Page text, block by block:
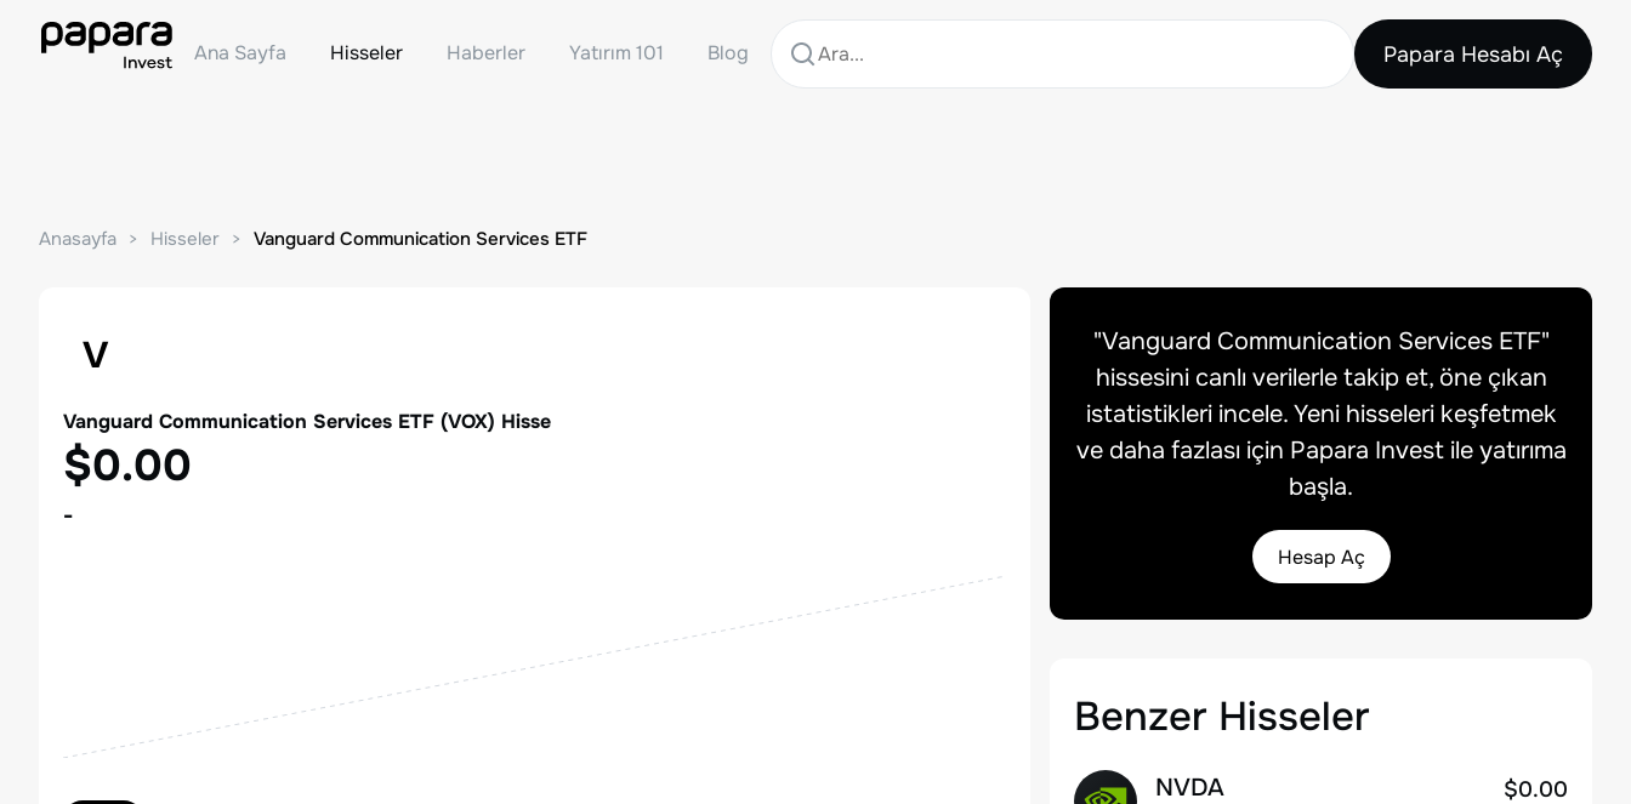
Ana Sayfa Hisseler Haberler Yatırım 101 Blog Papara Hesabı Aç
Anasayfa Hisseler Vanguard Communication Services ETF
V
Vanguard Communication Services ETF (VOX) Hisse
$0.00
-
"Vanguard Communication Services ETF"
hissesini canlı verilerle takip et, öne çıkan
istatistikleri incele. Yeni hisseleri keşfetmek
ve daha fazlası için Papara Invest ile yatırıma
başla.
Hesap Aç
Benzer Hisseler
NVDA $0.00